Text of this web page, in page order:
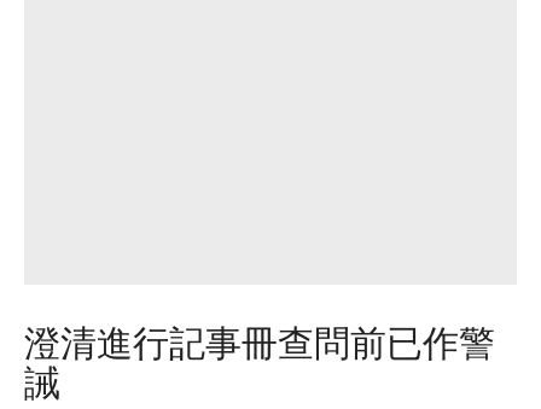
澄清進行記事冊查問前已作警
誡